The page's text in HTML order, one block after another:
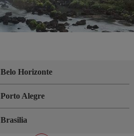
Belo Horizonte
Porto Alegre
Brasilia